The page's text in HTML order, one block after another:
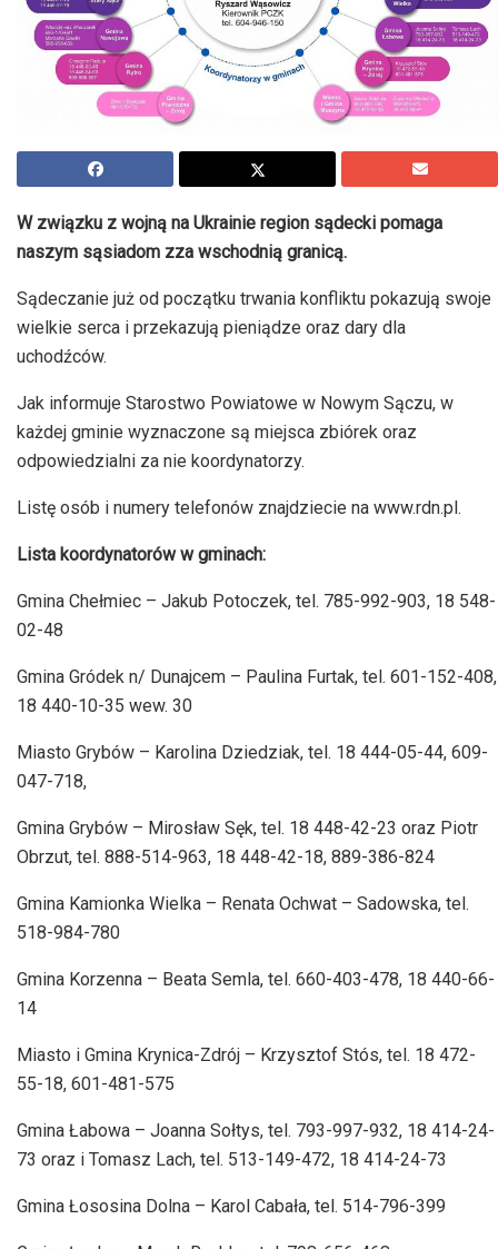
W związku z wojną na Ukrainie region sądecki pomaga
naszym sąsiadom zza wschodnią granicą.
Sądeczanie już od początku trwania konfliktu pokazują swoje
wielkie serca i przekazują pieniądze oraz dary dla
uchodźców.
Jak informuje Starostwo Powiatowe w Nowym Sączu, w
każdej gminie wyznaczone są miejsca zbiórek oraz
odpowiedzialni za nie koordynatorzy.
Listę osób i numery telefonów znajdziecie na www.rdn.pl.
Lista koordynatorów w gminach:
Gmina Chełmiec – Jakub Potoczek, tel. 785-992-903, 18 548-
02-48
Gmina Gródek n/ Dunajcem – Paulina Furtak, tel. 601-152-408,
18 440-10-35 wew. 30
Miasto Grybów – Karolina Dziedziak, tel. 18 444-05-44, 609-
047-718,
Gmina Grybów – Mirosław Sęk, tel. 18 448-42-23 oraz Piotr
Obrzut, tel. 888-514-963, 18 448-42-18, 889-386-824
Gmina Kamionka Wielka – Renata Ochwat – Sadowska, tel.
518-984-780
Gmina Korzenna – Beata Semla, tel. 660-403-478, 18 440-66-
14
Miasto i Gmina Krynica-Zdrój – Krzysztof Stós, tel. 18 472-
55-18, 601-481-575
Gmina Łabowa – Joanna Sołtys, tel. 793-997-932, 18 414-24-
73 oraz i Tomasz Lach, tel. 513-149-472, 18 414-24-73
Gmina Łososina Dolna – Karol Cabała, tel. 514-796-399